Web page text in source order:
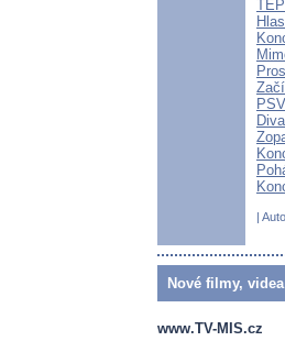
|
Nové filmy,
www.TV-MIS.cz